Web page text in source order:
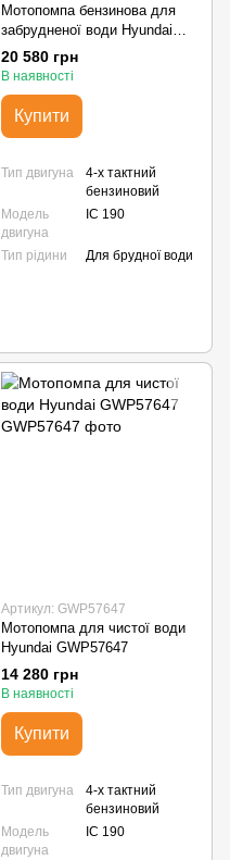
Мотопомпа бензинова для
забрудненої води Hyundai
GWP57648
20 580 грн
В наявності
Купити
Тип двигуна
4-х тактний
бензиновий
Модель
двигуна
IC 190
Тип рідини Для брудної води
Артикул: GWP57647
Мотопомпа для чистої води
Hyundai GWP57647
14 280 грн
В наявності
Купити
Тип двигуна
4-х тактний
бензиновий
Модель
двигуна
IC 190